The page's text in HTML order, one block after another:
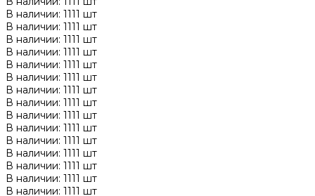
В наличии: 1111 шт
В наличии: 1111 шт
В наличии: 1111 шт
В наличии: 1111 шт
В наличии: 1111 шт
В наличии: 1111 шт
В наличии: 1111 шт
В наличии: 1111 шт
В наличии: 1111 шт
В наличии: 1111 шт
В наличии: 1111 шт
В наличии: 1111 шт
В наличии: 1111 шт
В наличии: 1111 шт
В наличии: 1111 шт